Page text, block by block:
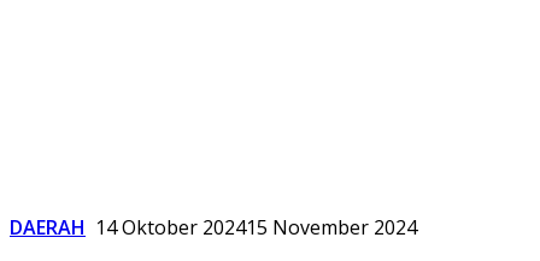
DAERAH 14 Oktober 202415 November 2024